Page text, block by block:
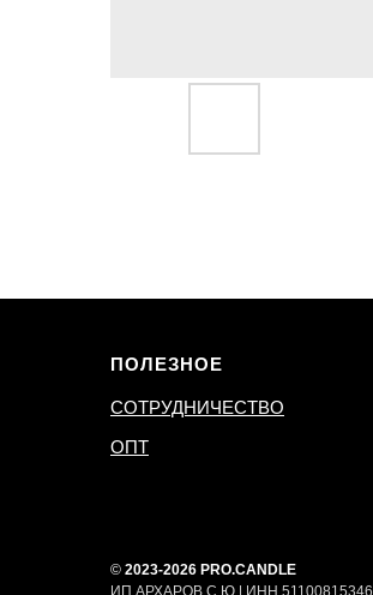
ПОЛЕЗНОЕ
СОТРУДНИЧЕСТВО
ОПТ
© 2023-2026 PRO.CANDLE
ИП АРХАРОВ С.Ю | ИНН